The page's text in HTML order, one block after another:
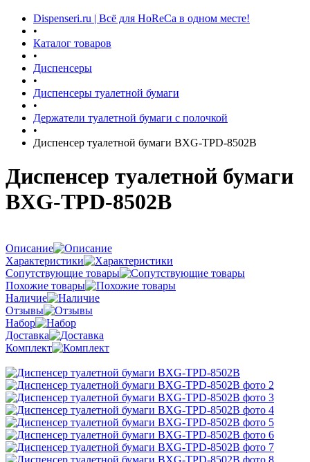
Dispenseri.ru | Всё для HoReCa в одном месте!
•
Каталог товаров
•
Диспенсеры
•
Диспенсеры туалетной бумаги
•
Держатели туалетной бумаги с полочкой
•
Диспенсер туалетной бумаги BXG-TPD-8502B
Диспенсер туалетной бумаги
BXG-TPD-8502B
Описание
Характеристики
Сопутствующие товары
Похожие товары
Наличие
Отзывы
Набор
Доставка
Комплект